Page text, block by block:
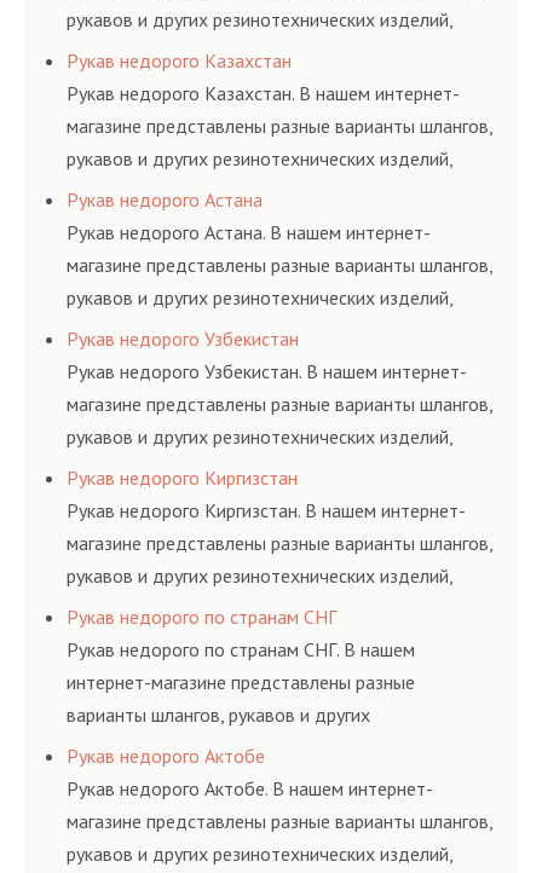
рукавов и других резинотехнических изделий,
соответствующих ГОСТам, техническим условиям
и нормативам.
Рукав недорого Казахстан
Рукав недорого Казахстан. В нашем интернет-
магазине представлены разные варианты шлангов,
рукавов и других резинотехнических изделий,
соответствующих ГОСТам, техническим условиям
и нормативам.
Рукав недорого Астана
Рукав недорого Астана. В нашем интернет-
магазине представлены разные варианты шлангов,
рукавов и других резинотехнических изделий,
соответствующих ГОСТам, техническим условиям
и нормативам.
Рукав недорого Узбекистан
Рукав недорого Узбекистан. В нашем интернет-
магазине представлены разные варианты шлангов,
рукавов и других резинотехнических изделий,
соответствующих ГОСТам, техническим условиям
и нормативам.
Рукав недорого Киргизстан
Рукав недорого Киргизстан. В нашем интернет-
магазине представлены разные варианты шлангов,
рукавов и других резинотехнических изделий,
соответствующих ГОСТам, техническим условиям
и нормативам.
Рукав недорого по странам СНГ
Рукав недорого по странам СНГ. В нашем
интернет-магазине представлены разные
варианты шлангов, рукавов и других
резинотехнических изделий, соответствующих
ГОСТам, техническим условиям и нормативам.
Рукав недорого Актобе
Рукав недорого Актобе. В нашем интернет-
магазине представлены разные варианты шлангов,
рукавов и других резинотехнических изделий,